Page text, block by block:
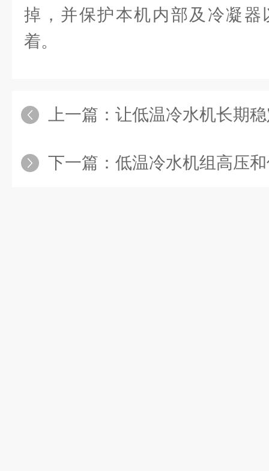
掉，并保护本机内部及冷凝器
着。
上一篇： 让低温冷水机长期
下一篇： 低温冷水机组高压和低